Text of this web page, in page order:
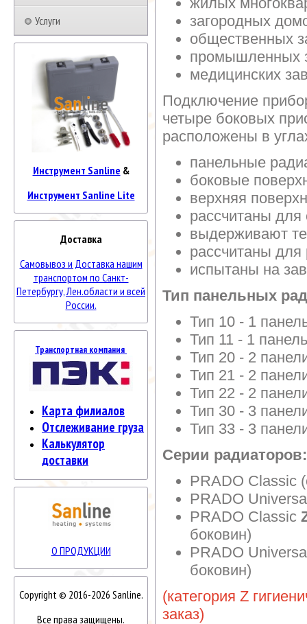
Услуги
Инструмент Sanline &
Инструмент Sanline Lite
Доставка
Самовывоз и Доставка нашим
транспортом по Санкт-
Петербургу, Лен.области и всей
России.
Транспортная компания
Карта филиалов
Отслеживание груза
Калькулятор
доставки
О ПРОДУКЦИИ
Copyright © 2016-2026 Sanline.
Все права защищены.
загородных
общественных
промышленных
медицинских
Подключение
четыре боковых
расположены в
панельные
боковые
верхняя
рассчитаны для
выдерживают
рассчитаны
испытаны на
Тип панельных
Тип 10 - 1
Тип 11 - 1
Тип 20 - 2
Тип 21 - 2
Тип 22 - 2
Тип 30 - 3
Тип 33 - 3
Серии радиаторов:
PRADO Classic
PRADO
PRADO Classic
боковин)
PRADO
боковин)
(категория Z
заказ)